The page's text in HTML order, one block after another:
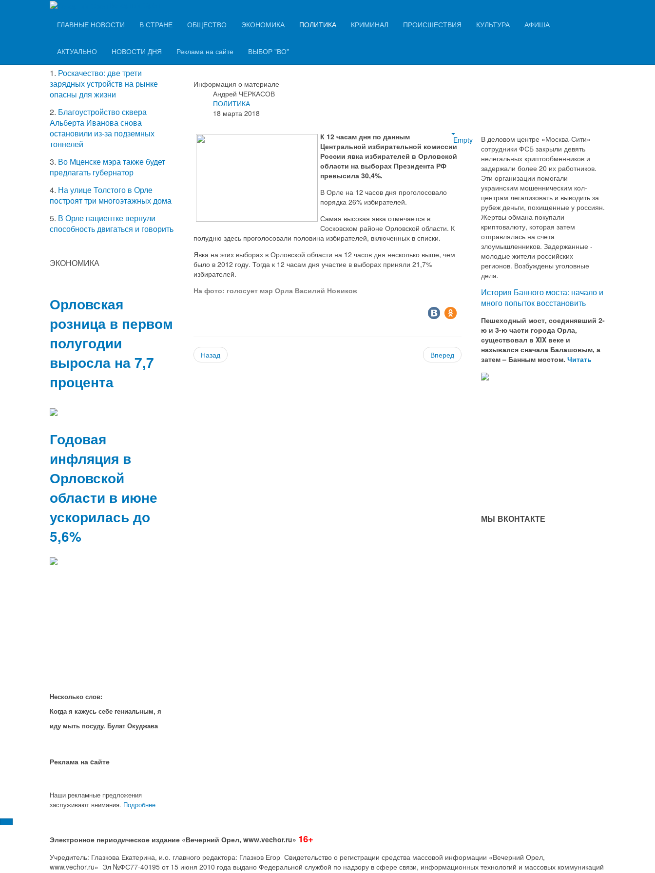
ГЛАВНЫЕ НОВОСТИ
В СТРАНЕ ОБЩЕСТВО ЭКОНОМИКА ПОЛИТИКА КРИМИНАЛ ПРОИСШЕСТВИЯ КУЛЬТУРА АФИША
АКТУАЛЬНО НОВОСТИ ДНЯ Реклама на сайте ВЫБОР "ВО"
На 12 часов дня явка на выборах в
Орловской области достигла 30%
Информация о материале
Андрей ЧЕРКАСОВ
ПОЛИТИКА
18 марта 2018
Empty
К 12 часам дня по данным
Центральной избирательной комиссии
России явка избирателей в Орловской
области на выборах Президента РФ
превысила 30,4%.
В Орле на 12 часов дня проголосовало
порядка 26% избирателей.
Самая высокая явка отмечается в
Сосковском районе Орловской области. К
полудню здесь проголосовали половина избирателей, включенных в списки.
Явка на этих выборах в Орловской области на 12 часов дня несколько выше, чем
было в 2012 году. Тогда к 12 часам дня участие в выборах приняли 21,7%
избирателей.
На фото: голосует мэр Орла Василий Новиков
Назад Вперед
1. Роскачество: две трети
зарядных устройств на рынке
опасны для жизни
2. Благоустройство сквера
Альберта Иванова снова
остановили из-за подземных
тоннелей
3. Во Мценске мэра также будет
предлагать губернатор
4. На улице Толстого в Орле
построят три многоэтажных дома
5. В Орле пациентке вернули
способность двигаться и говорить
ЭКОНОМИКА
Орловская
розница в первом
полугодии
выросла на 7,7
процента
Годовая
инфляция в
Орловской
области в июне
ускорилась до
5,6%
Несколько слов:
Когда я кажусь себе гениальным, я
иду мыть посуду. Булат Окуджава
Реклама на cайте
Наши рекламные предложения
заслуживают внимания. Подробнее
В деловом центре «Москва-Сити»
сотрудники ФСБ закрыли девять
нелегальных криптообменников и
задержали более 20 их работников.
Эти организации помогали
украинским мошенническим кол-
центрам легализовать и выводить за
рубеж деньги, похищенные у россиян.
Жертвы обмана покупали
криптовалюту, которая затем
отправлялась на счета
злоумышленников. Задержанные -
молодые жители российских
регионов. Возбуждены уголовные
дела.
История Банного моста: начало и
много попыток восстановить
Пешеходный мост, соединявший 2-
ю и 3-ю части города Орла,
существовал в XIX веке и
назывался сначала Балашовым, а
затем – Банным мостом. Читать
МЫ ВКОНТАКТЕ
Электронное периодическое издание «Вечерний Орел, www.vechor.ru» 16+
Учредитель: Глазкова Екатерина, и.о. главного редактора: Глазков Егор Свидетельство о регистрации средства массовой информации «Вечерний Орел,
www.vechor.ru» Эл №ФС77-40195 от 15 июня 2010 года выдано Федеральной службой по надзору в сфере связи, информационных технологий и массовых коммуникаций